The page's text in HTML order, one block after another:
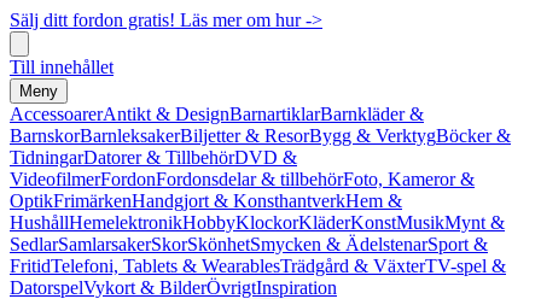
Sälj ditt fordon gratis! Läs mer om hur ->
Till innehållet
Meny
AccessoarerAntikt & DesignBarnartiklarBarnkläder &
BarnskorBarnleksakerBiljetter & ResorBygg & VerktygBöcker &
TidningarDatorer & TillbehörDVD &
VideofilmerFordonFordonsdelar & tillbehörFoto, Kameror &
OptikFrimärkenHandgjort & KonsthantverkHem &
HushållHemelektronikHobbyKlockorKläderKonstMusikMynt &
SedlarSamlarsakerSkorSkönhetSmycken & ÄdelstenarSport &
FritidTelefoni, Tablets & WearablesTrädgård & VäxterTV-spel &
DatorspelVykort & BilderÖvrigtInspiration